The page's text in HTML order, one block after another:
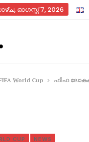
ഓഗസ്റ്റ്‌ 7, 2026
World Cup ഫിഫ
CUP NEWS